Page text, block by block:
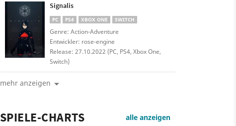
Signalis
PC PS4 XBOX ONE SWITCH
Genre: Action-Adventure
Entwickler: rose-engine
Release: 27.10.2022 (PC, PS4, Xbox One,
Switch)
mehr anzeigen
SPIELE-CHARTS alle anzeigen